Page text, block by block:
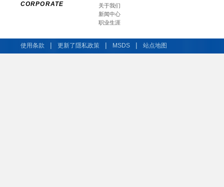
CORPORATE
关于我们
新闻中心
职业生涯
使用条款 | 更新了隱私政策 | MSDS | 站点地图